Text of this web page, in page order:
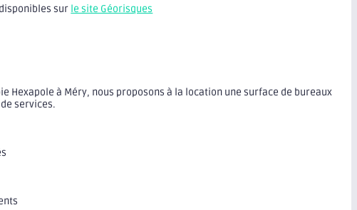
sur le site Géorisques
à Méry, nous proposons à la location une surface de bureaux
services.